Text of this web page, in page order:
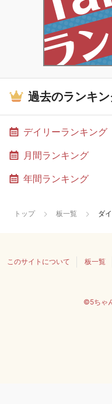
過去のランキ
デイリーランキング
月間ランキング
年間ランキング
トップ 板一覧 ダ
このサイトについて 板一覧
©5ちゃ